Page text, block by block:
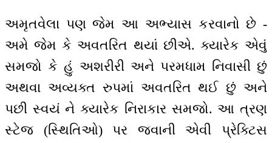
અમૃતવેલા પણ જેમ આ અભ્યાસ કરવાનો છે -
અમે જેમ કે અવતરિત થયાં છીએ. ક્યારેક એવું
સમજો કે હું અશરીરી અને પરમધામ નિવાસી છું
અથવા અવ્યક્ત રુપમાં અવતરિત થઈ છું અને
પછી સ્વયં ને ક્યારેક નિરાકાર સમજો. આ ત્રણ
સ્ટેજ (સ્થિતિઓ) પર જવાની એવી પ્રેક્ટિસ